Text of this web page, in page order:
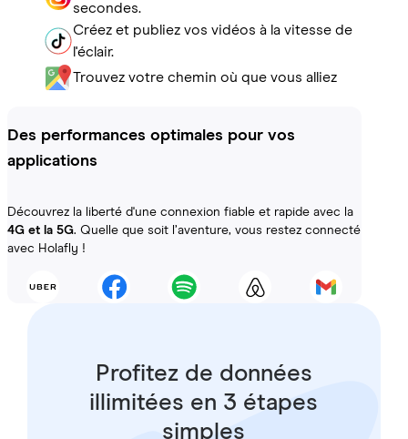
secondes.
Créez et publiez vos vidéos à la vitesse de
l'éclair.
Trouvez votre chemin où que vous alliez
Des performances optimales pour vos
applications
Découvrez la liberté d'une connexion fiable et rapide avec la
4G et la 5G. Quelle que soit l’aventure, vous restez connecté
avec Holafly !
Profitez de données
illimitées en 3 étapes
simples